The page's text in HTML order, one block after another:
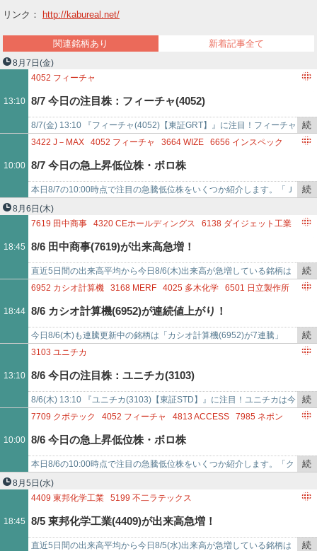
ト
リンク：
http://kabureal.net/
関連銘柄あり 新着記事全て
8月7日 (金)
13:10
4052 フィーチャ
8/7 今日の注目株：フィーチャ(4052)
8/7(金) 13:10 『フィーチャ(4052)【東証GRT】』に注目！フィーチャ
は今日現在、上昇中。このまま現在の株価で終了すると、8/5(水)…
続
き
事
10:00
3422 J－MAX 4052 フィーチャ 3664 WIZE 6656 インスペック
SHIFT 9425REYUU JAPAN
AZ－COM丸和ホールディングス 2376
8/7 今日の急上昇低位株・ボロ株
本日8/7の10:00時点で注目の急騰低位株をいくつか紹介します。「Ｊ
−ＭＡＸ(3422) - 値上がり率は+15%超え」「フィーチャ(4052) …
続
を
で
8月6日 (木)
18:45
7619 田中商事 4320 CEホールディングス 6138 ダイジェット工業
2936ベースフード デルソーレ 7670
6392 ヤマダコーポレーション 4847 インテリジェント ウェイブ
9471文溪堂
8/6 田中商事(7619)が出来高急増！
直近5日間の出来高平均から今日8/6(木)出来高が急増している銘柄は
「田中商事(7619)が出来高平均比41.222倍」「ＣＥホールディングス
続
き
事
で
18:44
6952 カシオ計算機 3168 MERF 4025 多木化学 6501 日立製作所
双葉電子工業
バンク・オブ・イノベーション
6333 TEIKOKU 7128 ユニソルホールディングス
8/6 カシオ計算機(6952)が連続値上がり！
今日8/6(木)も連騰更新中の銘柄は「カシオ計算機(6952)が7連騰」
「ＭＥＲＦ(3168)が7連騰」「多木化学(4025)が7連騰」「日立製作
続
き
事
で
13:10
3103 ユニチカ
8/6 今日の注目株：ユニチカ(3103)
8/6(木) 13:10 『ユニチカ(3103)【東証STD】』に注目！ユニチカは今
日現在、上昇中。このまま現在の株価で終了すると、7/30(木)か…
続
き
事
10:00
7709 クボテック 4052 フィーチャ 4813 ACCESS 7985 ネポン
日本CMK 8338筑波銀行 5563 新日本電工
MONOAI TECHNOLOGY 6147 ヤマザキ
8/6 今日の急上昇低位株・ボロ株
本日8/6の10:00時点で注目の急騰低位株をいくつか紹介します。「ク
ボテック(7709) - 値上がり率は+20%超え」「フィーチャ(4052) …
続
を
で
8月5日 (水)
18:45
4409 東邦化学工業 5199 不二ラテックス
大木ヘルスケアホールディングス 9127
3276 JPMC 4772 SM ENTERTAINMENT JAPAN
3416ピクスタ 4624イサム塗料 4444インフォネット
8/5 東邦化学工業(4409)が出来高急増！
直近5日間の出来高平均から今日8/5(水)出来高が急増している銘柄は
続